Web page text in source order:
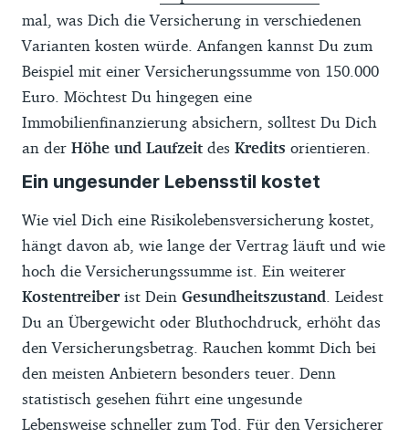
mal, was Dich die Versicherung in verschiedenen
Varianten kosten würde. Anfangen kannst Du zum
Beispiel mit einer Versicherungssumme von 150.000
Euro. Möchtest Du hingegen eine
Immobilienfinanzierung absichern, solltest Du Dich
an der Höhe und Laufzeit des Kredits orientieren.
Ein ungesunder Lebensstil kostet
Wie viel Dich eine Risikolebensversicherung kostet,
hängt davon ab, wie lange der Vertrag läuft und wie
hoch die Versicherungssumme ist. Ein weiterer
Kostentreiber ist Dein Gesundheitszustand . Leidest
Du an Übergewicht oder Bluthochdruck, erhöht das
den Versicherungsbetrag. Rauchen kommt Dich bei
den meisten Anbietern besonders teuer. Denn
statistisch gesehen führt eine ungesunde
Lebensweise schneller zum Tod. Für den Versicherer